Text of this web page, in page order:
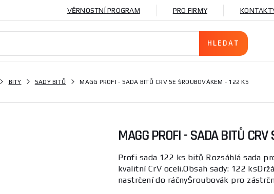
VĚRNOSTNÍ PROGRAM PRO FIRMY
BITY SADY BITŮ MAGG PROFI - SADA BITŮ CRV SE ŠROUBOVÁKEM - 122 KS
MAGG PROFI - SADA BITŮ
Profi sada 122 ks bitů Rozsáhlá sada
kvalitní CrV oceli.Obsah sady: 122
nastrčení do ráčnyŠroubovák pro